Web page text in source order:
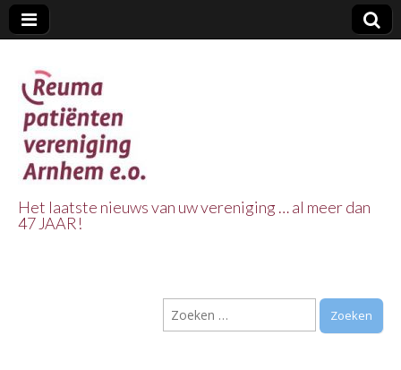
Vereniging
Arnhem e.o.
Het laatste nieuws van uw vereniging … al meer dan
47 JAAR!
Zoeken
naar: